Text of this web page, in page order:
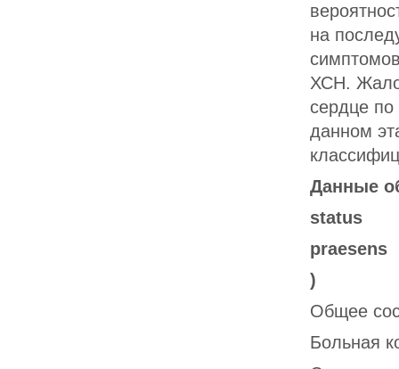
на
ХСН.
сердце по
данном
Данные
status
praesens
)
Общее
Больная